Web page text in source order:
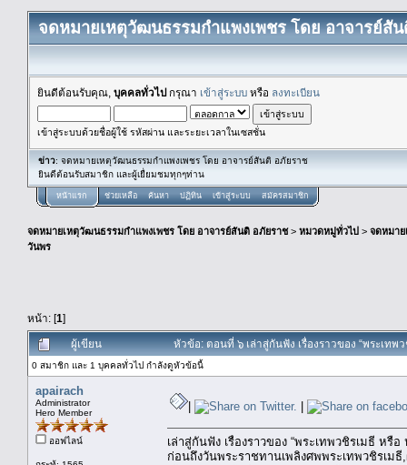
จดหมายเหตุวัฒนธรรมกำแพงเพชร โดย อาจารย์สั
ยินดีต้อนรับคุณ, บุคคลทั่วไปกรุณา เข้าสู่ระบบ หรือ ลงทะเบียน
เข้าสู่ระบบด้วยชื่อผู้ใช้ รหัสผ่าน และระยะเวลาในเซสชั่น
ข่าว: จดหมายเหตุวัฒนธรรมกำแพงเพชร โดย อาจารย์สันติ อภัยราช
ยินดีต้อนรับสมาชิก และผู้เยื่ยมชมทุกๆท่าน
หน้าแรก ช่วยเหลือ ค้นหา ปฏิทิน เข้าสู่ระบบ สมัครสมาชิก
จดหมายเหตุวัฒนธรรมกำแพงเพชร โดย อาจารย์สันติ อภัยราช> หมวดหมู่ทั่วไป > จดหมา
วันพร
หน้า: [1]
ผู้เขียน หัวข้อ: ตอนที่ ๖ เล่าสู่กันฟัง เรื่องราวของ “พระเท
0 สมาชิก และ 1 บุคคลทั่วไป กำลังดูหัวข้อนี้
apairach
Administrator
Hero Member
ออฟไลน์
| |
เล่าสู่กันฟัง เรื่องราวของ “พระเทพวชิรเมธี หรือ
ก่อนถึงวันพระราชทานเพลิงศพพระเทพวชิรเม